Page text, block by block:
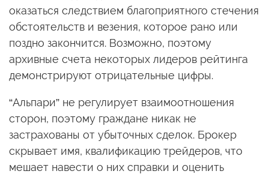
оказаться следствием благоприятного стечения
обстоятельств и везения, которое рано или
поздно закончится. Возможно, поэтому
архивные счета некоторых лидеров рейтинга
демонстрируют отрицательные цифры.
“Альпари” не регулирует взаимоотношения
сторон, поэтому граждане никак не
застрахованы от убыточных сделок. Брокер
скрывает имя, квалификацию трейдеров, что
мешает навести о них справки и оценить